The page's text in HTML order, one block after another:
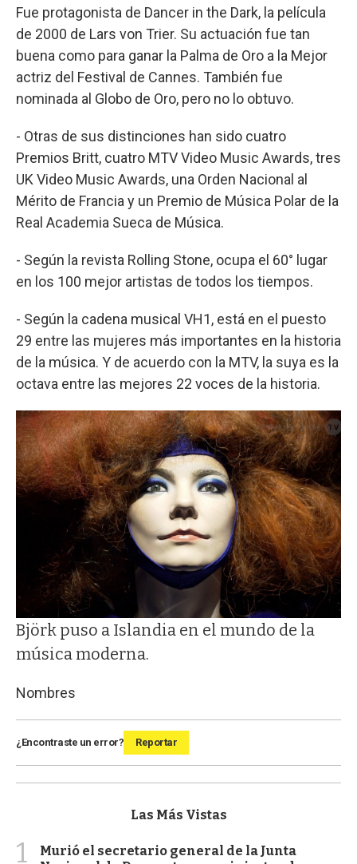
Fue protagonista de Dancer in the Dark, la película
de 2000 de Lars von Trier. Su actuación fue tan
buena como para ganar la Palma de Oro a la Mejor
actriz del Festival de Cannes. También fue
nominada al Globo de Oro, pero no lo obtuvo.
- Otras de sus distinciones han sido cuatro
Premios Britt, cuatro MTV Video Music Awards, tres
UK Video Music Awards, una Orden Nacional al
Mérito de Francia y un Premio de Música Polar de la
Real Academia Sueca de Música.
- Según la revista Rolling Stone, ocupa el 60° lugar
en los 100 mejor artistas de todos los tiempos.
- Según la cadena musical VH1, está en el puesto
29 entre las mujeres más importantes en la historia
de la música. Y de acuerdo con la MTV, la suya es la
octava entre las mejores 22 voces de la historia.
Björk puso a Islandia en el mundo de la
música moderna.
Nombres
¿Encontraste un error? Reportar
Las Más Vistas
1
Murió el secretario general de la Junta